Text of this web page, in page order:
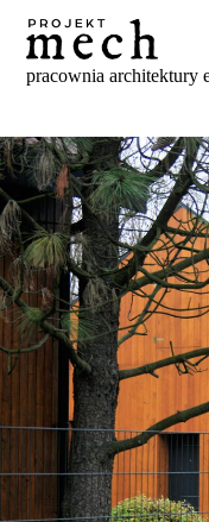
content
pracownia architektury